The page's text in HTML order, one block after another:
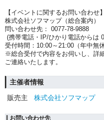
【イベントに関するお問い合わせ】
株式会社ソフマップ（総合案内）
問い合わせ先： 0077-78-9888
(携帯電話・IP/ひかり電話からは
受付時間：10:00～21:00（年中無休
※総合受付で内容をお伺いし、詳
ご連絡いたします。
主催者情報
販売主
株式会社ソフマップ
お問い合わせ先